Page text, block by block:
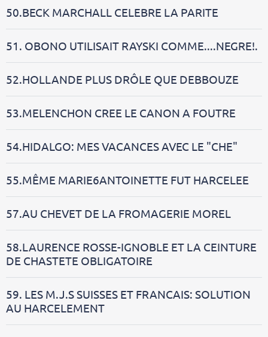
50.BECK MARCHALL CELEBRE LA PARITE
51. OBONO UTILISAIT RAYSKI COMME....NEGRE!.
52.HOLLANDE PLUS DRÔLE QUE DEBBOUZE
53.MELENCHON CREE LE CANON A FOUTRE
54.HIDALGO: MES VACANCES AVEC LE "CHE"
55.MÊME MARIE6ANTOINETTE FUT HARCELEE
57.AU CHEVET DE LA FROMAGERIE MOREL
58.LAURENCE ROSSE-IGNOBLE ET LA CEINTURE
DE CHASTETE OBLIGATOIRE
59. LES M.J.S SUISSES ET FRANCAIS: SOLUTION
AU HARCELEMENT